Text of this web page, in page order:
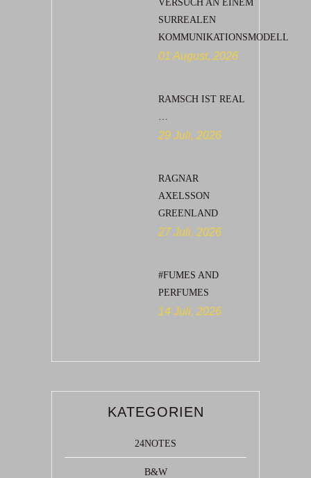
VERSUCH AN EINEM
SURREALEN
KOMMUNIKATIONSMODELL
01 August, 2026
RAMSCH IST REAL
29 Juli, 2026
RAGNAR
AXELSSON
GREENLAND
27 Juli, 2026
#FUMES AND
PERFUMES
14 Juli, 2026
KATEGORIEN
24NOTES
B&W